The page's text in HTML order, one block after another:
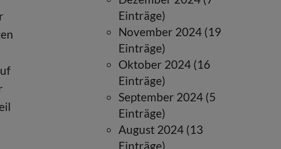
Einträge)
November 2024 (19
Einträge)
Oktober 2024 (16
Einträge)
September 2024 (5
Einträge)
August 2024 (13
Einträge)